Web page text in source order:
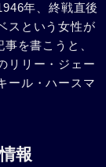
年、終戦直後
スという女性が
を書こうと、
リリー・ジェー
ール・ハースマ
報